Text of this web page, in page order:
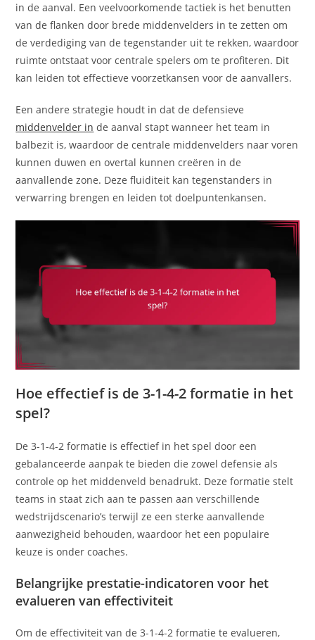
in de aanval. Een veelvoorkomende tactiek is het benutten
van de flanken door brede middenvelders in te zetten om
de verdediging van de tegenstander uit te rekken, waardoor
ruimte ontstaat voor centrale spelers om te profiteren. Dit
kan leiden tot effectieve voorzetkansen voor de aanvallers.
Een andere strategie houdt in dat de defensieve
middenvelder in de aanval stapt wanneer het team in
balbezit is, waardoor de centrale middenvelders naar voren
kunnen duwen en overtal kunnen creëren in de
aanvallende zone. Deze fluiditeit kan tegenstanders in
verwarring brengen en leiden tot doelpuntenkansen.
Hoe effectief is de 3-1-4-2 formatie in het
spel?
De 3-1-4-2 formatie is effectief in het spel door een
gebalanceerde aanpak te bieden die zowel defensie als
controle op het middenveld benadrukt. Deze formatie stelt
teams in staat zich aan te passen aan verschillende
wedstrijdscenario’s terwijl ze een sterke aanvallende
aanwezigheid behouden, waardoor het een populaire
keuze is onder coaches.
Belangrijke prestatie-indicatoren voor het
evalueren van effectiviteit
Om de effectiviteit van de 3-1-4-2 formatie te evalueren,